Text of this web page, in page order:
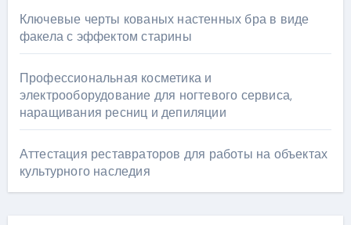
Ключевые черты кованых настенных бра в виде
факела с эффектом старины
Профессиональная косметика и
электрооборудование для ногтевого сервиса,
наращивания ресниц и депиляции
Аттестация реставраторов для работы на объектах
культурного наследия